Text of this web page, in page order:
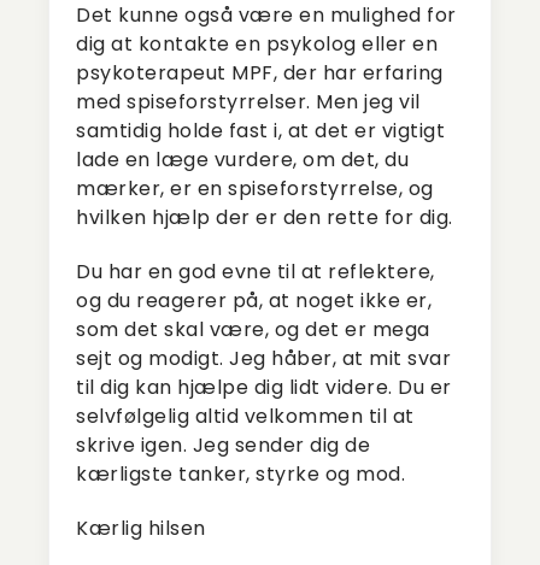
Det kunne også være en mulighed for
dig at kontakte en psykolog eller en
psykoterapeut MPF, der har erfaring
med spiseforstyrrelser. Men jeg vil
samtidig holde fast i, at det er vigtigt
lade en læge vurdere, om det, du
mærker, er en spiseforstyrrelse, og
hvilken hjælp der er den rette for dig.
Du har en god evne til at reflektere,
og du reagerer på, at noget ikke er,
som det skal være, og det er mega
sejt og modigt. Jeg håber, at mit svar
til dig kan hjælpe dig lidt videre. Du er
selvfølgelig altid velkommen til at
skrive igen. Jeg sender dig de
kærligste tanker, styrke og mod.
Kærlig hilsen